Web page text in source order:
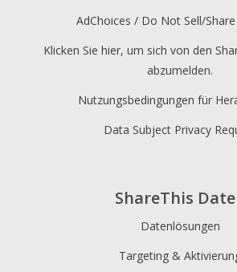
ShareThis
Datenlösungen
Targeting &
AdChoices / Do Not Sell/
Klicken Sie hier, um sich von den
abzumelden.
Nutzungsbedingungen für
Data Subject Privacy